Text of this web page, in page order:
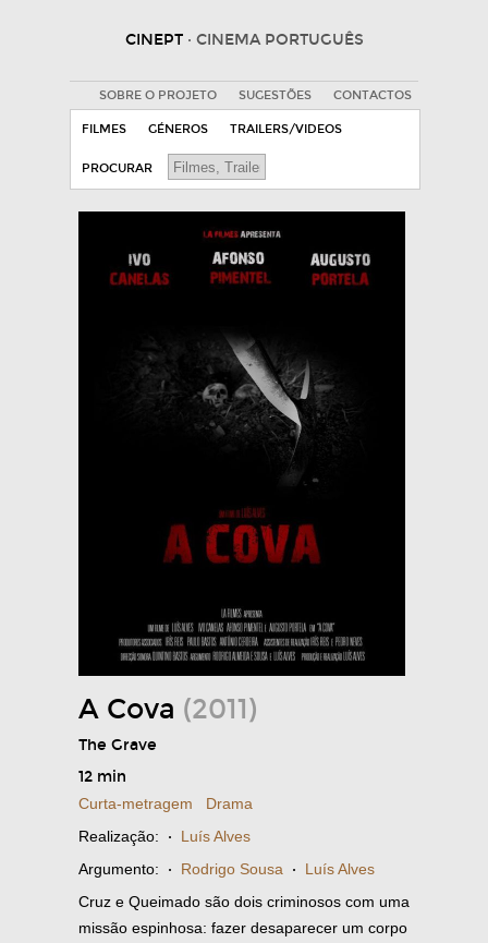
CINEPT · CINEMA PORTUGUÊS
SOBRE O PROJETO SUGESTÕES CONTACTOS
FILMES GÉNEROS TRAILERS/VIDEOS
PROCURAR
A Cova (2011)
The Grave
12 min
Curta-metragem
Drama
Realização: · Luís Alves
Argumento: · Rodrigo Sousa · Luís Alves
Cruz e Queimado são dois criminosos com uma
missão espinhosa: fazer desaparecer um corpo